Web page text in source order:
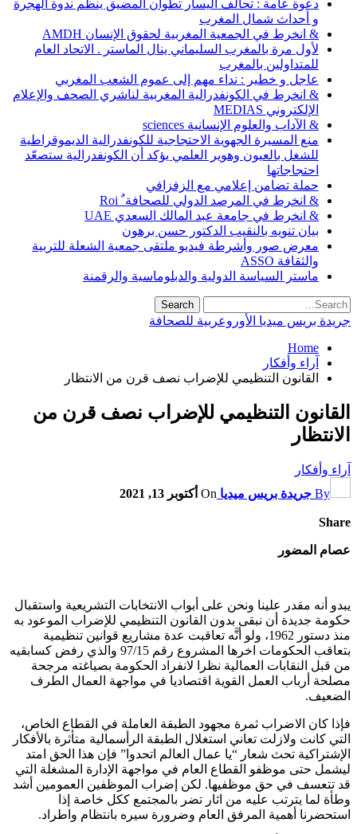
دعوة عامة : تحالف اليسار تطوان المضيق ينظم ندوة الهجرة
و أحداث شمال المغرب
& انخرط في الجمعية المغربية لحقوق الإنسان AMDH
لأول مرة بالمغرب السليماني ينال الماستر . الاتحاد العام
للمتداولين بالمغرب
عاجل و خطير : نداء مهم إلى عموم الشعب المغربي
& انخرط في الكونفدرالية المغربية لناشري الصحف والإعلام
الإلكتروني MEDIAS
& الآداب والعلوم الإنسانية sciences
منع المسيرة الجهوية الاحتجاجية للكونفدرالية الديموقراطية
للشغل بالعيون وهوير العلمي يؤكد أن الكونفدرالية ستصعّد
احتجاجاتها
حملة تضامن إعلامي مع الزفزافي
& انخرط في المرصد الدولي للصحافة ٌ Roi
& انخرط في جامعة عبد المالك السعدي UAE
بيان تنويه بالنقيب الدكتور حسن برهون
معرض صور وأشرطة فيديو ملتقى جمعية الشعلة للتربية
والثقافة ASSO
ماستر السياسة الدولية والدبلوماسية والرقمنة
جريدة بريس ميديا الأوروعربية للصحافة
Home
آراء وأفكار
القانون التنظيمي للإضراب نصف قرن من الانتظار
القانون التنظيمي للإضراب نصف قرن من
الانتظار
آراء وأفكار
By جريدة بريس ميديا On أكتوبر 13, 2021
Share
عصام المضور
يبدو أنه مقدر علينا ونحن على أبواب الانتخابات التشريعية واستقبال
حكومة جديدة أن نبقى بدون القانون التنظيمي للإضراب الموعود به
منذ دستور 1962، ولو أنَّه تعاقبت عدة مشاريع قوانين تنظيمية
بتعاقب الحكومات اخرها المشروع رقم 97/15 والذي رفض كسابقيه
من قبل النقابات العمالية نظرا لانفراد الحكومة بصياغته مرجحة
مصلحة أرباب العمل القوية اقتصاديا في مواجهة العمال الطرف
الضعيف.
فإذا كان الاضراب ثمرة مجهود الطبقة العاملة في القطاع الخاص،
التي كانت ولازلت تعاني استغلال الطبقة الرأسمالية متأثرة بالأفكار
الإشتراكية تحث شعار “يا عمال العالم اتحدوا” فإن هذا الحق امتد
ليشمل حتى موظفو القطاع العام في مواجهة الإدارة المشغلة التي
قد تتعسف في حق موظفيها. لكن إضراب الموظفين العمومين أشد
وطأة لما يترتب عليه من اثار تضر بالمجتمع ككل خاصة إذا
استحضرنا أهمية المرفق العام وضرورة سيره بانتظام واطراد.